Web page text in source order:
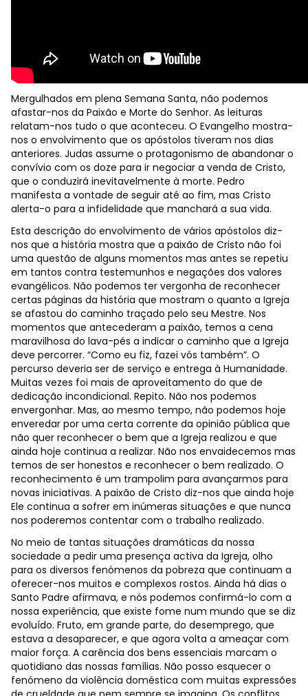
Mergulhados em plena Semana Santa, não podemos
afastar-nos da Paixão e Morte do Senhor. As leituras
relatam-nos tudo o que aconteceu. O Evangelho mostra-
nos o envolvimento que os apóstolos tiveram nos dias
anteriores. Judas assume o protagonismo de abandonar o
convívio com os doze para ir negociar a venda de Cristo,
que o conduzirá inevitavelmente à morte. Pedro
manifesta a vontade de seguir até ao fim, mas Cristo
alerta-o para a infidelidade que manchará a sua vida.
Esta descrição do envolvimento de vários apóstolos diz-
nos que a história mostra que a paixão de Cristo não foi
uma questão de alguns momentos mas antes se repetiu
em tantos contra testemunhos e negações dos valores
evangélicos. Não podemos ter vergonha de reconhecer
certas páginas da história que mostram o quanto a Igreja
se afastou do caminho traçado pelo seu Mestre. Nos
momentos que antecederam a paixão, temos a cena
maravilhosa do lava-pés a indicar o caminho que a Igreja
deve percorrer. “Como eu fiz, fazei vós também”. O
percurso deveria ser de serviço e entrega à Humanidade.
Muitas vezes foi mais de aproveitamento do que de
dedicação incondicional. Repito. Não nos podemos
envergonhar. Mas, ao mesmo tempo, não podemos hoje
enveredar por uma certa corrente da opinião pública que
não quer reconhecer o bem que a Igreja realizou e que
ainda hoje continua a realizar. Não nos envaidecemos mas
temos de ser honestos e reconhecer o bem realizado. O
reconhecimento é um trampolim para avançarmos para
novas iniciativas. A paixão de Cristo diz-nos que ainda hoje
Ele continua a sofrer em inúmeras situações e que nunca
nos poderemos contentar com o trabalho realizado.
No meio de tantas situações dramáticas da nossa
sociedade a pedir uma presença activa da Igreja, olho
para os diversos fenómenos da pobreza que continuam a
oferecer-nos muitos e complexos rostos. Ainda há dias o
Santo Padre afirmava, e nós podemos confirmá-lo com a
nossa experiência, que existe fome num mundo que se diz
evoluído. Fruto, em grande parte, do desemprego, que
estava a desaparecer, e que agora volta a ameaçar com
maior força. A carência dos bens essenciais marcam o
quotidiano das nossas famílias. Não posso esquecer o
fenómeno da violência doméstica com muitas expressões